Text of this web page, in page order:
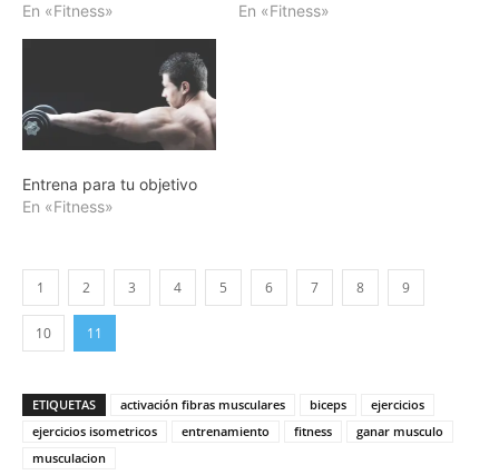
En «Fitness»
En «Fitness»
Entrena para tu objetivo
En «Fitness»
1 2 3 4 5 6 7 8 9
10 11
ETIQUETAS activación fibras musculares biceps
ejercicios
ejercicios isometricos
entrenamiento fitness
ganar musculo
musculacion